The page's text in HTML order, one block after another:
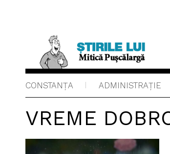
CONSTANȚA ADMINISTRAŢIE
VREME